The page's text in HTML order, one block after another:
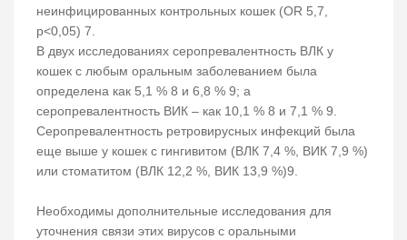
неинфицированных контрольных кошек (OR 5,7,
p<0,05) 7.
В двух исследованиях серопревалентность ВЛК у
кошек с любым оральным заболеванием была
определена как 5,1 % 8 и 6,8 % 9; а
серопревалентность ВИК – как 10,1 % 8 и 7,1 % 9.
Серопревалентность ретровирусных инфекций была
еще выше у кошек с гингивитом (ВЛК 7,4 %, ВИК 7,9 %)
или стоматитом (ВЛК 12,2 %, ВИК 13,9 %)9.
Необходимы дополнительные исследования для
уточнения связи этих вирусов с оральными